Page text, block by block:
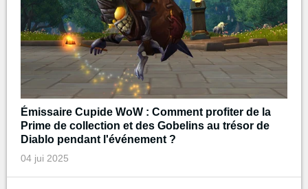
Émissaire Cupide WoW : Comment profiter de la
Prime de collection et des Gobelins au trésor de
Diablo pendant l'événement ?
04 jui 2025